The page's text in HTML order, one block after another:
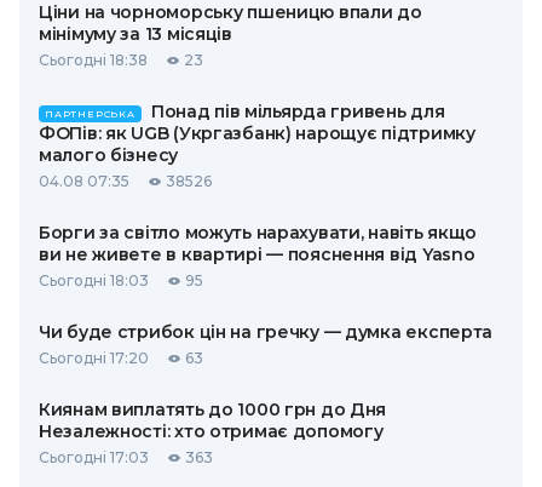
Ціни на чорноморську пшеницю впали до
мінімуму за 13 місяців
Сьогодні 18:38 23
ПАРТНЕРСЬКА
Понад пів мільярда гривень для
ФОПів: як UGB (Укргазбанк) нарощує підтримку
малого бізнесу
04.08 07:35 38526
Борги за світло можуть нарахувати, навіть якщо
ви не живете в квартирі — пояснення від Yasno
Сьогодні 18:03 95
Чи буде стрибок цін на гречку — думка експерта
Сьогодні 17:20 63
Киянам виплатять до 1000 грн до Дня
Незалежності: хто отримає допомогу
Сьогодні 17:03 363